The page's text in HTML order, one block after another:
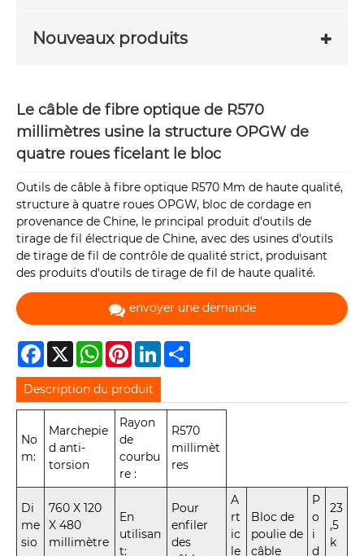
Nouveaux produits
Le câble de fibre optique de R570
millimètres usine la structure OPGW de
quatre roues ficelant le bloc
Outils de câble à fibre optique R570 Mm de haute qualité,
structure à quatre roues OPGW, bloc de cordage en
provenance de Chine, le principal produit d'outils de
tirage de fil électrique de Chine, avec des usines d'outils
de tirage de fil de contrôle de qualité strict, produisant
des produits d'outils de tirage de fil de haute qualité.
envoyer une demande
Facebook
X WhatsAppPinterestLinkedIn
Description du produit
No
m:
Marchepie
d anti-
torsion
Rayon
de
courbu
re :
R570
millimèt
res
Di
me
sio
760 X 120
X 480
millimètre
En
utilisan
t:
Pour
enfiler
des
A
rt
ic
le
Bloc de
poulie de
câble
P
o
i
d
23
,5
k